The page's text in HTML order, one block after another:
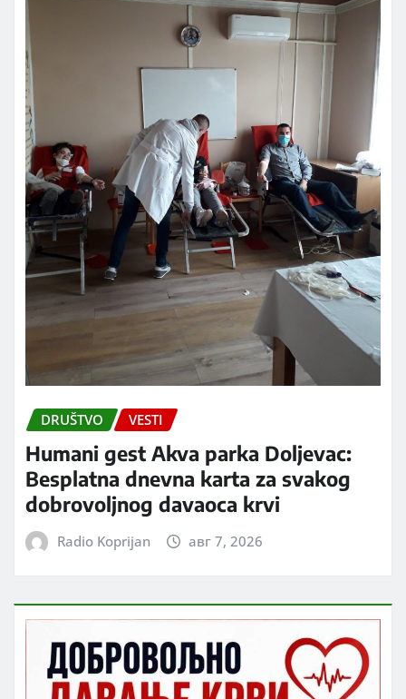
DRUŠTVO VESTI
Humani gest Akva parka Doljevac:
Besplatna dnevna karta za svakog
dobrovoljnog davaoca krvi
Radio Koprijan авг 7, 2026